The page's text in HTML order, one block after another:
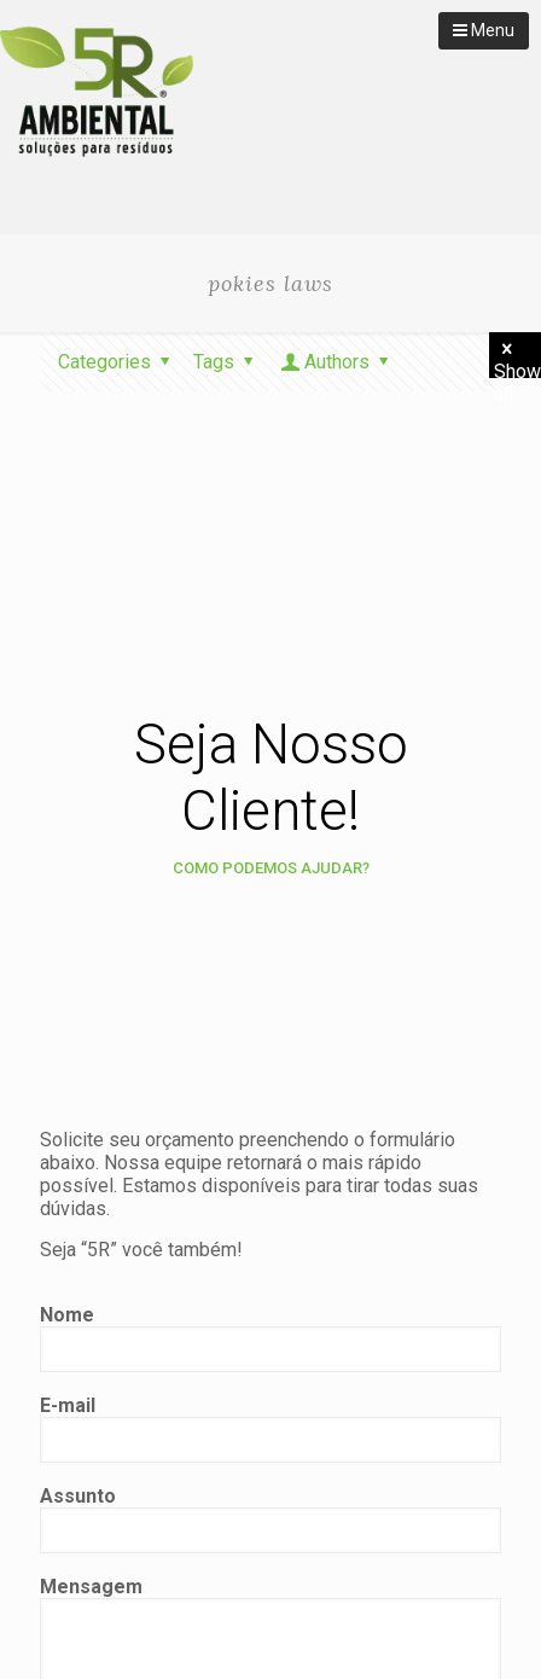
Menu
pokies laws
Categories Tags Authors
Show
Seja Nosso
Cliente!
COMO PODEMOS AJUDAR?
Solicite seu orçamento preenchendo o formulário
abaixo. Nossa equipe retornará o mais rápido
possível. Estamos disponíveis para tirar todas suas
dúvidas.
Seja “5R” você também!
Nome
E-mail
Assunto
Mensagem